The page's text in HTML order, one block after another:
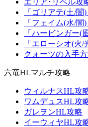
エリア･リベル攻
「ゴリアテ(土/闇
「フェイム(水/闇
「ハービンガー(
「エローシオ(火/
クォーツの入手
六竜HLマルチ攻略
ウィルナスHL攻
ワムデュスHL攻
ガレヲンHL攻略
イーウィヤHL攻